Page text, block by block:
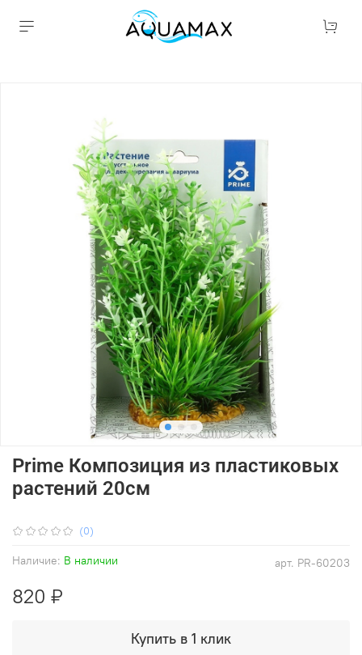
(0)
арт. PR-60203
Наличие: В наличии
Prime Композиция из пластиковых
растений 20см
820 ₽
Купить в 1 клик